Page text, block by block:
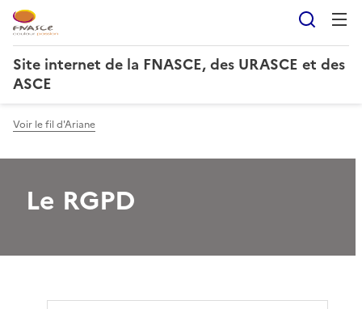
Site internet de la FNASCE, des URASCE et des
ASCE
Voir le fil d'Ariane
Le RGPD